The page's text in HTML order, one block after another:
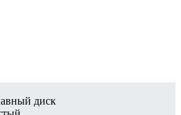
диск